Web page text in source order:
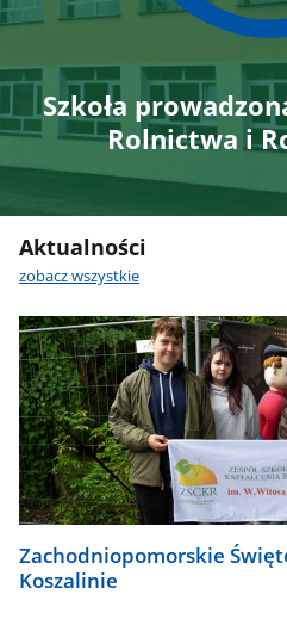
Szkoła
Rolnictwa i
Aktualności
zobacz wszystkie
Zachodniopomorskie
Koszalinie